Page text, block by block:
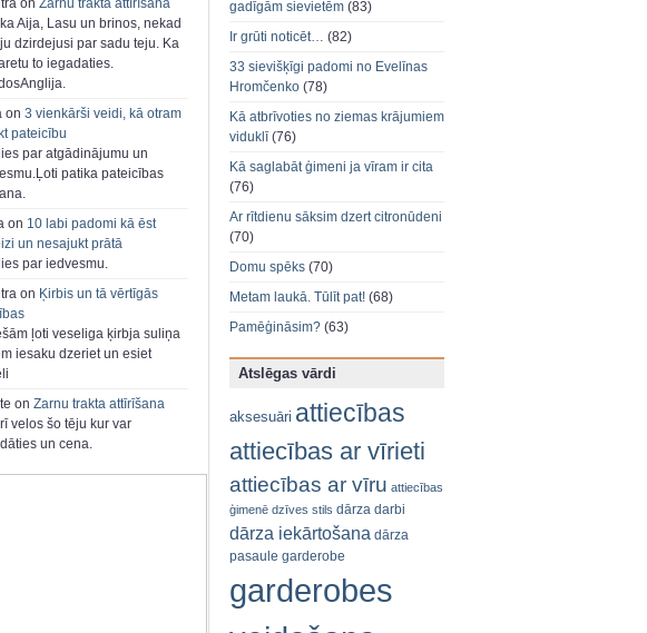
on Zarnu trakta attīrīšana
Aija, Lasu un brinos, nekad
dzirdejusi par sadu teju. Ka
to iegadaties.
on 3 vienkārši veidi, kā otram
pateicību
par atgādinājumu un
patika pateicības
on 10 labi padomi kā ēst
un nesajukt prātā
par iedvesmu.
on Ķirbis un tā vērtīgās
ļoti veseliga ķirbja suliņa
iesaku dzeriet un esiet
on Zarnu trakta attīrīšana
velos šo tēju kur var
un cena.
gadīgām sievietēm (83)
Ir grūti noticēt… (82)
33 sievišķīgi padomi no Evelīnas
Hromčenko (78)
Kā atbrīvoties no ziemas krājumiem
viduklī(76)
Kā saglabāt ģimeni ja vīram ir cita
(76)
Ar rītdienu sāksim dzert citronūdeni
(70)
Domu spēks (70)
Metam laukā. Tūlīt pat! (68)
Pamēģināsim? (63)
Atslēgas vārdi
aksesuāri attiecības
attiecības ar vīrieti
attiecības ar vīru attiecības
ģimenē dzīves stils dārza darbi
dārza iekārtošana dārza
pasaule garderobe
garderobes